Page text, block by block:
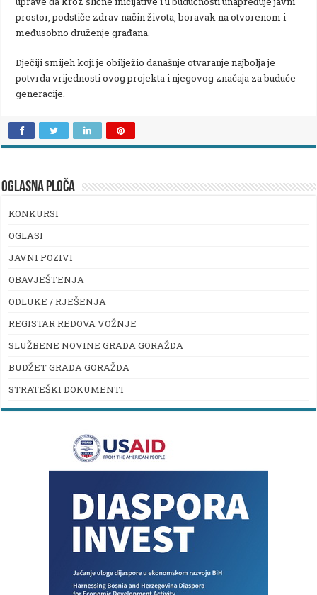
prostor, podstiče zdrav način života, boravak na otvorenom i
međusobno druženje građana.
Dječiji smijeh koji je obilježio današnje otvaranje najbolja je
potvrda vrijednosti ovog projekta i njegovog značaja za buduće
generacije.
OGLASNA PLOČA
KONKURSI
OGLASI
JAVNI POZIVI
OBAVJEŠTENJA
ODLUKE / RJEŠENJA
REGISTAR REDOVA VOŽNJE
SLUŽBENE NOVINE GRADA GORAŽDA
BUDŽET GRADA GORAŽDA
STRATEŠKI DOKUMENTI